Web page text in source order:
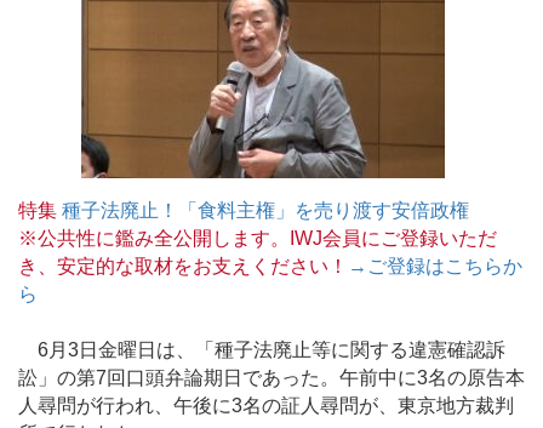
特集 種子法廃止！「食料主権」を売り渡す安倍政権
※公共性に鑑み全公開します。IWJ会員にご登録いただ
き、安定的な取材をお支えください！ →ご登録はこちらか
ら
6月3日金曜日は、「種子法廃止等に関する違憲確認訴
訟」の第7回口頭弁論期日であった。午前中に3名の原告本
人尋問が行われ、午後に3名の証人尋問が、東京地方裁判